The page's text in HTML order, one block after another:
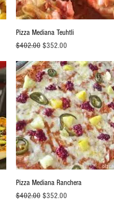
Vista rápida
Pizza Mediana Teuhtli
Precio
$402.00 Precio de oferta
$352.00
Vista rápida
Pizza Mediana Ranchera
Precio
$402.00 Precio de oferta
$352.00